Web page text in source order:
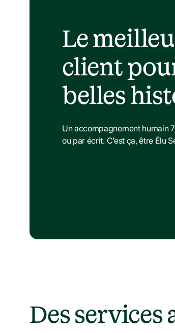
Le
client
belles
Un accompagnement humain
ou par écrit. C’est ça, être Élu
Des